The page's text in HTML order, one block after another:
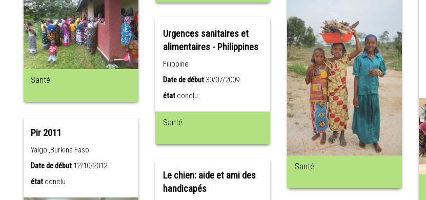
Santé
Pir 2011
Yalgo ,Burkina Faso
Date de début 12/10/2012
état conclu
Urgences sanitaires et
alimentaires - Philippines
Filippine
Date de début30/07/2009
état conclu
Santé
Le chien: aide et ami des
handicapés
Santé